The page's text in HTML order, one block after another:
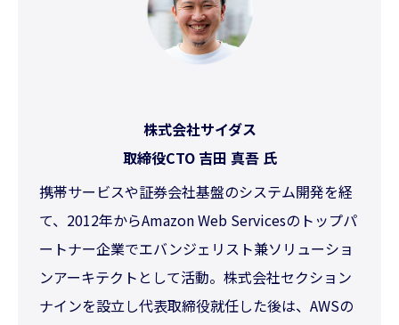
株式会社サイダス
取締役CTO 吉田 真吾 氏
携帯サービスや証券会社基盤のシステム開発を経
て、2012年からAmazon Web Servicesのトップパ
ートナー企業でエバンジェリスト兼ソリューショ
ンアーキテクトとして活動。株式会社セクション
ナインを設立し代表取締役就任した後は、AWSの